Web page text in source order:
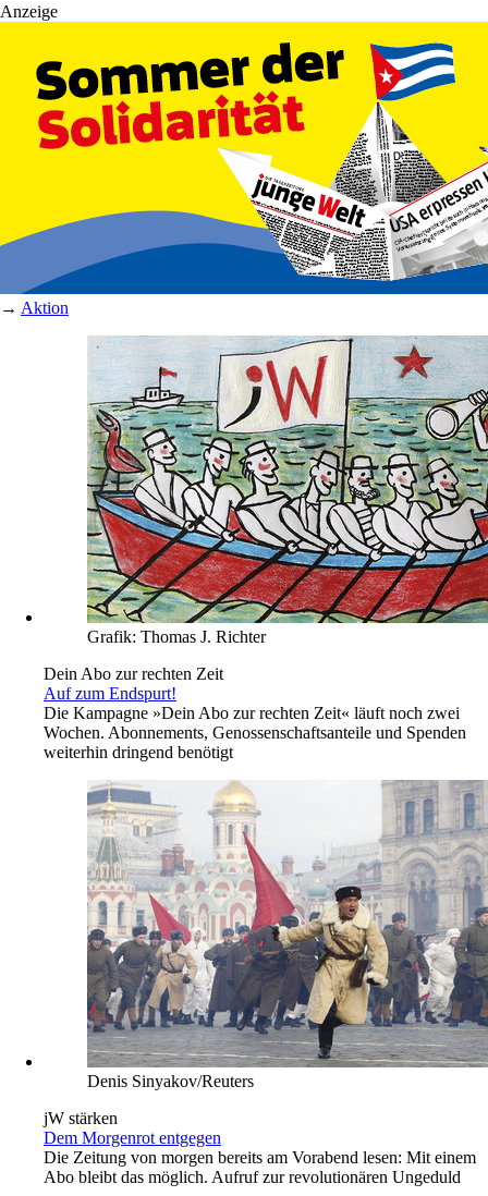
Anzeige
→ Aktion
Grafik: Thomas J. Richter
Dein Abo zur rechten Zeit
Auf zum Endspurt!
Die Kampagne »Dein Abo zur rechten Zeit« läuft noch zwei
Wochen. Abonnements, Genossenschaftsanteile und Spenden
weiterhin dringend benötigt
Denis Sinyakov/Reuters
jW stärken
Dem Morgenrot entgegen
Die Zeitung von morgen bereits am Vorabend lesen: Mit einem
Abo bleibt das möglich. Aufruf zur revolutionären Ungeduld